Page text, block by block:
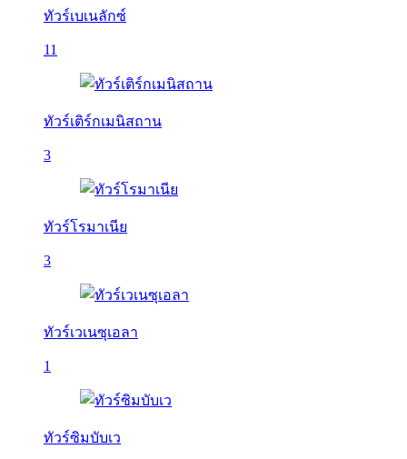
ทัวร์เบเนลักซ์
11
ทัวร์เติร์กเมนิสถาน
3
ทัวร์โรมาเนีย
3
ทัวร์เวเนซุเอลา
1
ทัวร์ซิมบับเว